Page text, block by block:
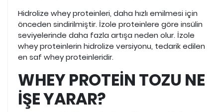
Hidrolize whey proteinleri, daha hızlı emilmesi için
önceden sindirilmiştir. İzole proteinlere göre insülin
seviyelerinde daha fazla artışa neden olur. İzole
whey proteinlerin hidrolize versiyonu, tedarik edilen
en saf whey proteinleridir.
WHEY PROTEİN TOZU NE
İŞE YARAR?